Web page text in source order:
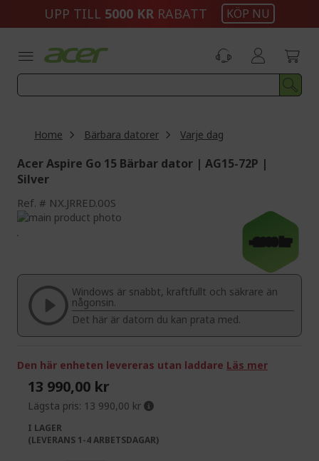
UPP TILL 5000 KR RABATT KÖP NU
Home Bärbara datorer Varje dag
Acer Aspire Go 15 Bärbar dator | AG15-72P |
Silver
Ref. NX.JRRED.00S
Skip
of
images
gallery
-2000 kr
beginning
the
images
gallery
Windows är snabbt, kraftfullt och säkrare än
någonsin.
Det här är datorn du kan prata med.
13 990,00 kr
Lägsta pris: 13 990,00 kr
I LAGER
(LEVERANS 1-4 ARBETSDAGAR)
Den här enheten levereras utan laddare Läs mer